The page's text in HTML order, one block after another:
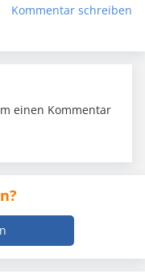
Kommentar schreiben
einen Kommentar